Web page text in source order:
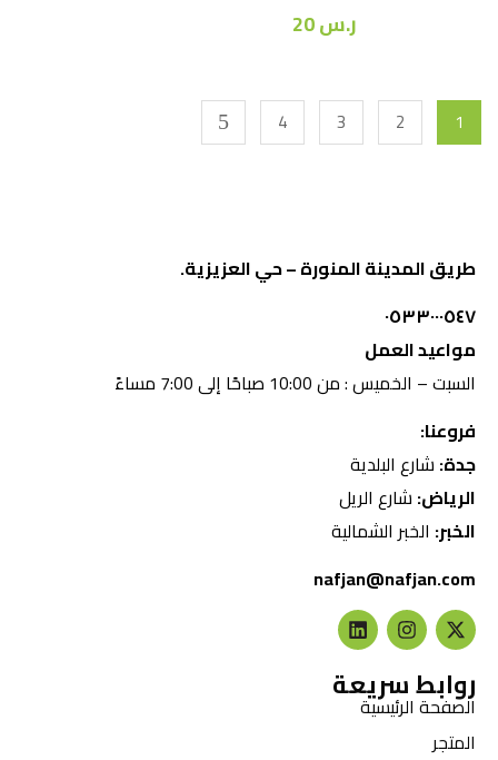
ر.س20
1
2
3
4
طريق المدينة المنورة – حي العزيزية.
٠٥٣٣٠٠٠٥٤٧
مواعيد العمل
السبت – الخميس : من 10:00 صباحًا إلى 7:00 مساءً
فروعنا:
جدة: شارع البلدية
الرياض: شارع الريل
الخبر: الخبر الشمالية
nafjan@nafjan.com
روابط سريعة
الصفحة الرئيسية
المتجر